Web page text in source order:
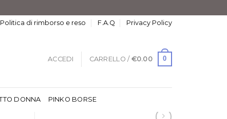
Politica di rimborso e reso F.A.Q Privacy Policy
ACCEDI CARRELLO / €0.00 0
DONNA PINKO BORSE